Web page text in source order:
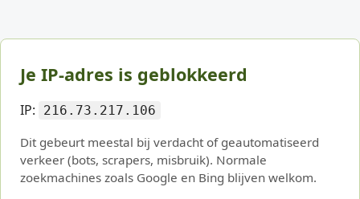
Je IP-adres is geblokkeerd
IP: 216.73.217.106
Dit gebeurt meestal bij verdacht of geautomatiseerd
verkeer (bots, scrapers, misbruik). Normale
zoekmachines zoals Google en Bing blijven welkom.